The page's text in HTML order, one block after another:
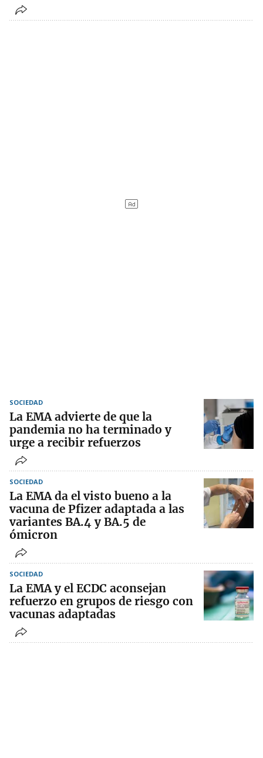
SOCIEDAD
La EMA advierte de que la
pandemia no ha terminado y
urge a recibir refuerzos
SOCIEDAD
La EMA da el visto bueno a la
vacuna de Pfizer adaptada a las
variantes BA.4 y BA.5 de
ómicron
SOCIEDAD
La EMA y el ECDC aconsejan
refuerzo en grupos de riesgo con
vacunas adaptadas